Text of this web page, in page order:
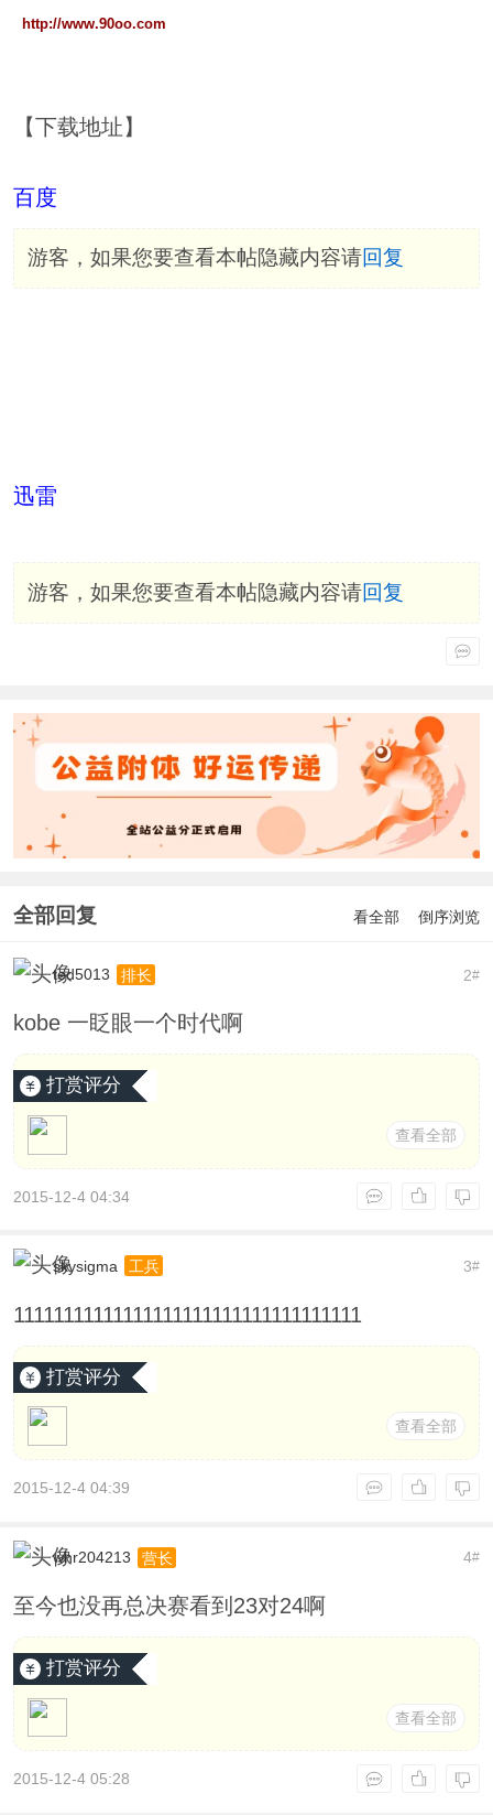
http://www.90oo.com
【下载地址】
百度
游客，如果您要查看本帖隐藏内容请回复
迅雷
游客，如果您要查看本帖隐藏内容请回复
全部回复 看全部 倒序浏览
2#
ted5013 排长
kobe 一眨眼一个时代啊
打赏评分
查看全部
2015-12-4 04:34
3#
skysigma 工兵
11111111111111111111111111111111111
打赏评分
查看全部
2015-12-4 04:39
4#
whr204213 营长
至今也没再总决赛看到23对24啊
打赏评分
查看全部
2015-12-4 05:28